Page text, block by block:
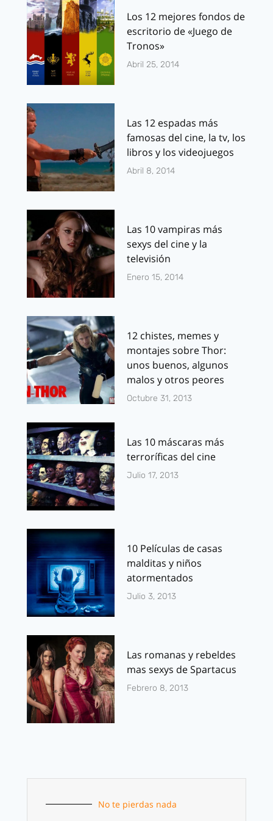
Los 12 mejores fondos de
escritorio de «Juego de
Tronos»
Abril 25, 2014
Las 12 espadas más
famosas del cine, la tv, los
libros y los videojuegos
Abril 8, 2014
Las 10 vampiras más
sexys del cine y la
televisión
Enero 15, 2014
12 chistes, memes y
montajes sobre Thor:
unos buenos, algunos
malos y otros peores
Octubre 31, 2013
Las 10 máscaras más
terroríficas del cine
Julio 17, 2013
10 Películas de casas
malditas y niños
atormentados
Julio 3, 2013
Las romanas y rebeldes
mas sexys de Spartacus
Febrero 8, 2013
No te pierdas nada